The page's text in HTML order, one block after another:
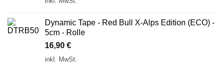
Dynamic Tape - Red Bull X-Alps Edition (ECO) -
5cm - Rolle
16,90 €
inkl. MwSt.